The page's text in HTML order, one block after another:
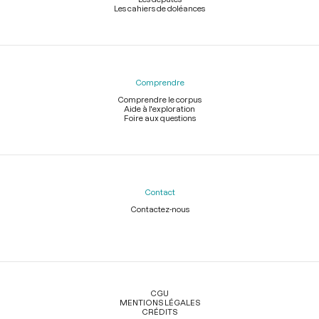
Les cahiers de doléances
Comprendre
Comprendre le corpus
Aide à l'exploration
Foire aux questions
Contact
Contactez-nous
Légal
CGU
MENTIONS LÉGALES
CRÉDITS